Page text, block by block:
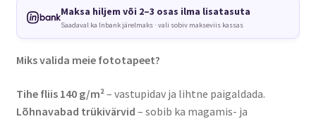
€19.90
through
€97.00
Maksa hiljem või 2–3 osas ilma lisatasuta
Saadaval ka Inbank järelmaks · vali sobiv makseviis kassas
Miks valida meie fototapeet?
Tihe fliis 140 g/m²– vastupidav ja lihtne paigaldada.
Lõhnavabad trükivärvid – sobib ka magamis- ja